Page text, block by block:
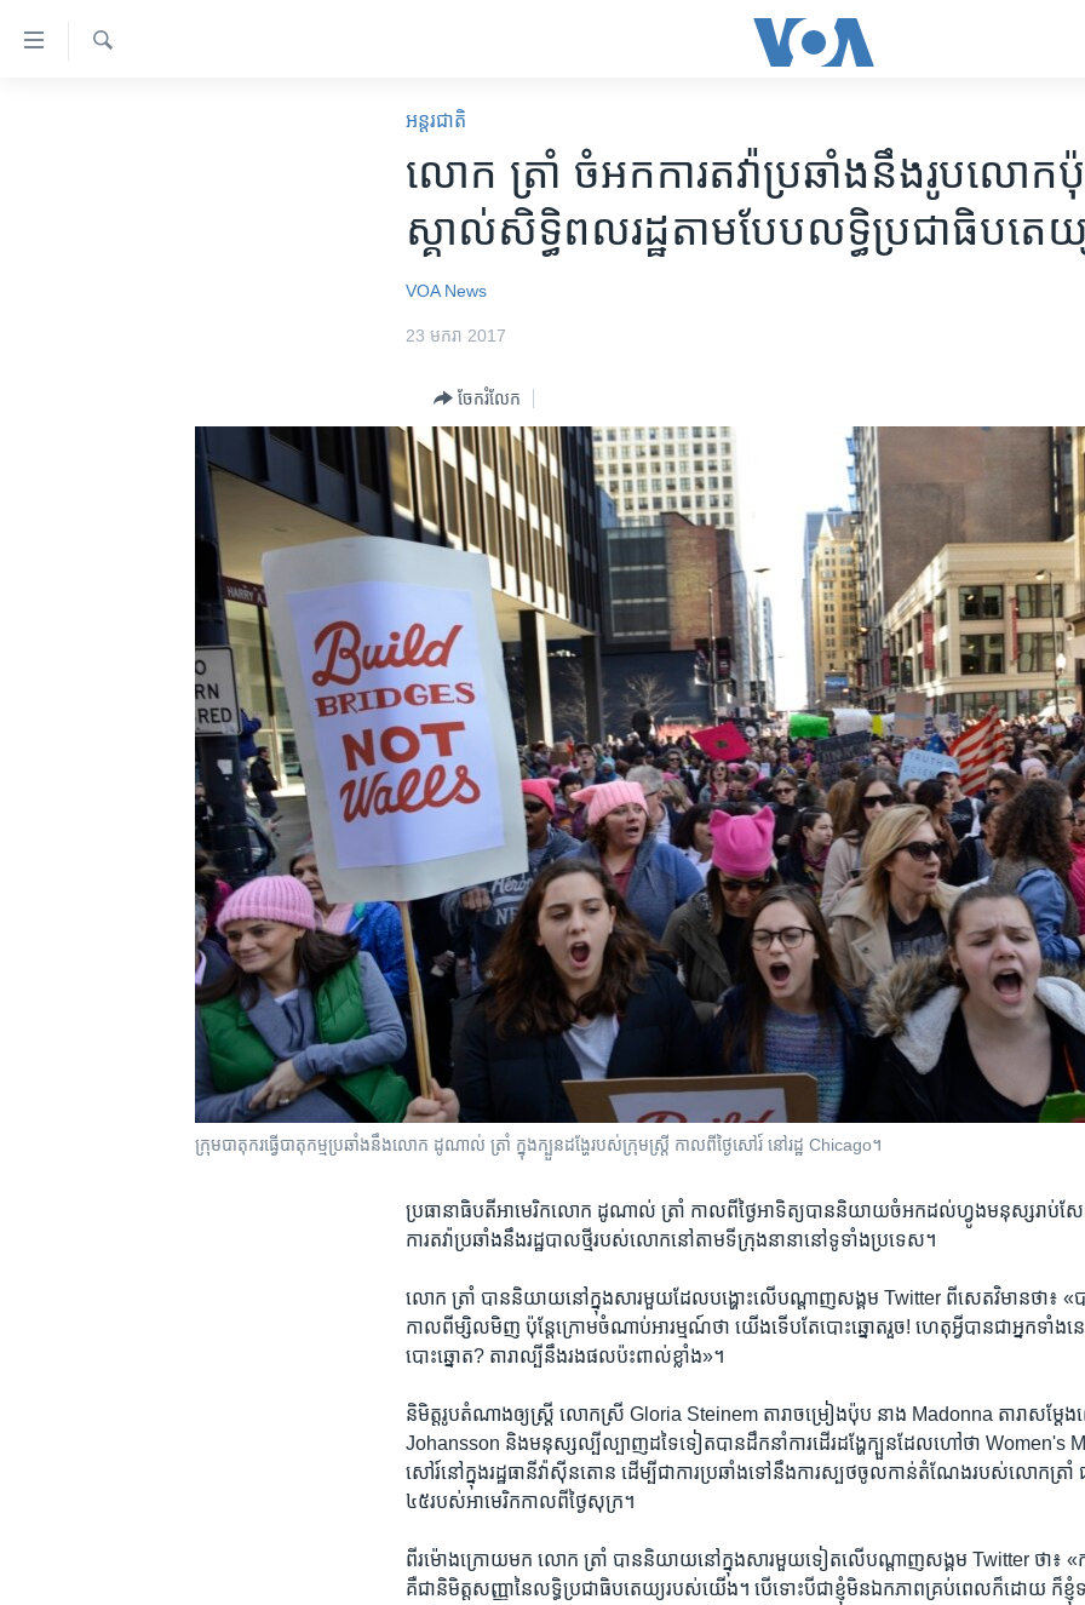
ទៅ​
អន្តរជាតិ
លោក ​ត្រាំ ​ចំអក​ការ​តវ៉ា​ប្រឆាំង​នឹង​​រូប​លោក​
ស្គាល់​សិទ្ធិ​ពលរដ្ឋ​តាម​បែប​លទ្ធិ​ប្រជាធិបតេ
VOA News
23 មករា 2017
ចែករំលែក
ក្រុម​បាតុករ​ធ្វើ​បាតុកម្ម​​ប្រឆាំង​នឹង​លោក ​ដូណាល់ ​ត្រាំ ក្នុង​ក្បួន​ដង្ហែ​របស់​ក្រុម​ស្ត្រី កាល​ពីថ្ងៃសៅរ៍ នៅ​រដ្ឋ Chicago។
ប្រធានាធិបតី​អាមេរិក​លោក ដូណាល់ ត្រាំ​ កាល​ពី​ថ្ងៃ​អាទិត្យ​បាន​និយាយ​ចំអក​ដល់​ហ្វូង​មនុស្ស​រាប់​សែ
ការ​តវ៉ា​ប្រឆាំង​នឹង​រដ្ឋបាល​ថ្មី​របស់​លោក​នៅ​តាម​ទីក្រុង​នានា​នៅ​ទូទាំង​ប្រទេស។
លោក ត្រាំ​ បាន​និយាយ​នៅ​ក្នុង​សារ​មួយ​ដែល​បង្ហោះ​លើ​បណ្តាញ​សង្គម​ Twitter ពី​សេតវិមាន​ថា៖ «ប
កាល​ពី​ម្សិល​មិញ ប៉ុន្តែ​ក្រោម​ចំណាប់​អារម្មណ៍​ថា យើង​ទើប​តែបោះឆ្នោត​រួច! ហេតុអ្វី​បាន​ជា​អ្នក​ទាំង​ន
បោះឆ្នោត? តារា​ល្បី​នឹង​រង​ផល​ប៉ះ​ពាល់​ខ្លាំង»។
និមិត្តរូប​តំណាង​ឲ្យ​ស្ត្រី ​លោក​ស្រី Gloria Steinem ​តារា​ចម្រៀង​ប៉ុប ​នាង Madonna តារា​សម្ត
Johansson​ និង​មនុស្ស​ល្បី​ល្បាញ​ដ​ទៃ​ទៀត​បាន​ដឹកនាំ​ការ​ដើរ​ដង្ហែ​ក្បួន​ដែល​ហៅ​ថា ​Women's
សៅរ៍​នៅ​ក្នុង​រដ្ឋធានី​វ៉ាស៊ីនតោន​ ដើម្បី​ជា​ការ​ប្រឆាំង​ទៅ​នឹង​ការ​ស្បថ​ចូល​កាន់​តំណែង​របស់​លោក​ត្រាំ​
៤៥​របស់​អាមេរិក​កាល​ពី​ថ្ងៃ​សុក្រ។
ពីរ​ម៉ោង​ក្រោយ​មក ​លោក ត្រាំ​ បាន​និយាយ​នៅ​ក្នុង​សារ​មួយ​ទៀត​លើ​បណ្តាញ​សង្គម Twitter ថា៖ «ក
គឺ​ជា​និមិត្ត​សញ្ញា​នៃ​លទ្ធិ​ប្រជាធិបតេយ្យ​របស់​យើង។ បើ​ទោះ​បី​ជា​ខ្ញុំ​មិន​ឯកភាព​គ្រប់​ពេល​ក៏​ដោយ ក៏​ខ្